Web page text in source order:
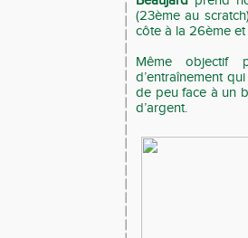
(23ème au
côte à la 26ème
Même
d’entraînement
de peu face à un
d’argent.